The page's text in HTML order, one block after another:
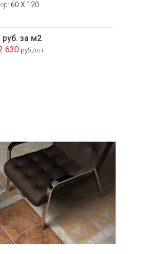
60 X 120
руб. за м2
630 руб./шт.
любой плитки важно
цвет и размер, но и
Как же
износостойкость
плитки и
Сейчас расскажем.